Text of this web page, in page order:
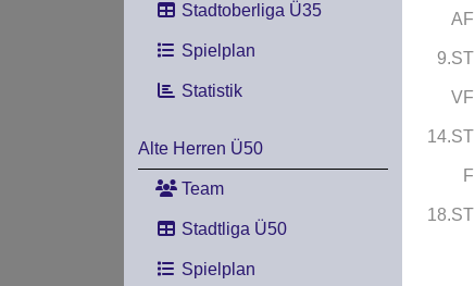
Stadtoberliga Ü35
Spielplan
Statistik
Alte Herren Ü50
Team
Stadtliga Ü50
Spielplan
AF
9.ST
VF
14.ST
F
18.ST